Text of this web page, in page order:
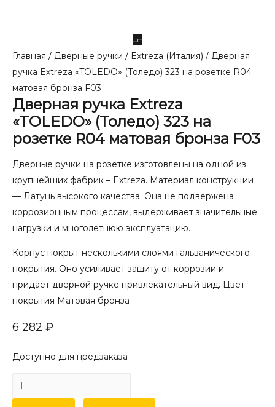
Главная / Дверные ручки / Extreza (Италия) / Дверная
ручка Extreza «TOLEDO» (Толедо) 323 на розетке R04
матовая бронза F03
Дверная ручка Extreza
«TOLEDO» (Толедо) 323 на
розетке R04 матовая бронза F03
Дверные ручки на розетке изготовлены на одной из
крупнейших фабрик – Extreza. Материал конструкции
— Латунь высокого качества. Она не подвержена
коррозионным процессам, выдерживает значительные
нагрузки и многолетнюю эксплуатацию.
Корпус покрыт несколькими слоями гальванического
покрытия. Оно усиливает защиту от коррозии и
придает дверной ручке привлекательный вид. Цвет
покрытия Матовая бронза
6 282 ₽
Доступно для предзаказа
Количество
товара